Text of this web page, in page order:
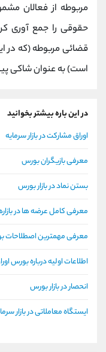
مربوطه از فعالان
حقوقی را جمع آوری
قضائی مربوطه (که در
است) به عنوان شاکی
در این باره بیشتر بخوانید
اوراق مشارکت در بازار سرمایه
معرفی بازیگران بورس
بستن نماد در بازار بورس
معرفی کامل عرضه ها در
معرفی مهمترین اصطلاحات
اطلاعات اولیه درباره بورس
انحصار در بازار بورس
ایستگاه معاملاتی در بازار